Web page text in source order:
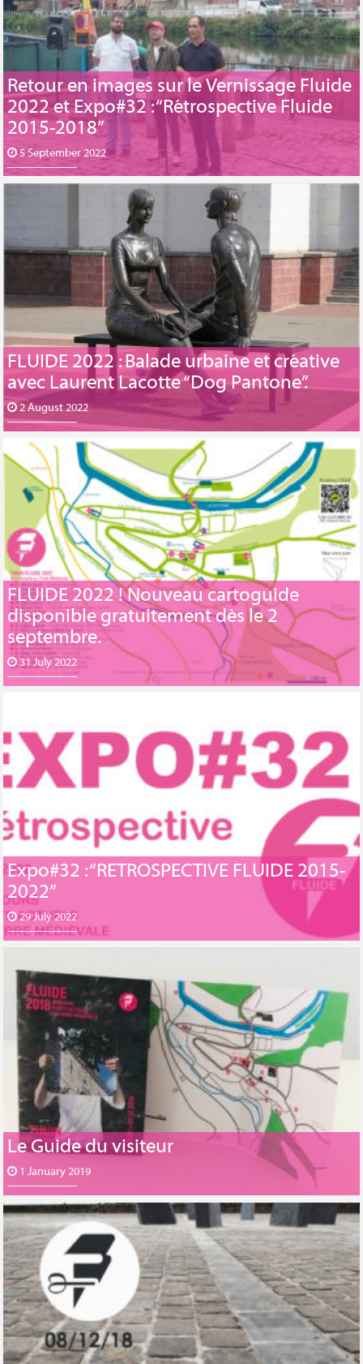
Retour en images sur le Vernissage Fluide
2022 et Expo#32 : “Rétrospective Fluide
2015-2018”
5 September 2022
FLUIDE 2022 : Balade urbaine et créative
avec Laurent Lacotte “Dog Pantone”.
2 August 2022
FLUIDE 2022 ! Nouveau cartoguide
disponible gratuitement dès le 2
septembre.
31 July 2022
Expo#32 : “RETROSPECTIVE FLUIDE 2015-
2022”
29 July 2022
Le Guide du visiteur
1 January 2019